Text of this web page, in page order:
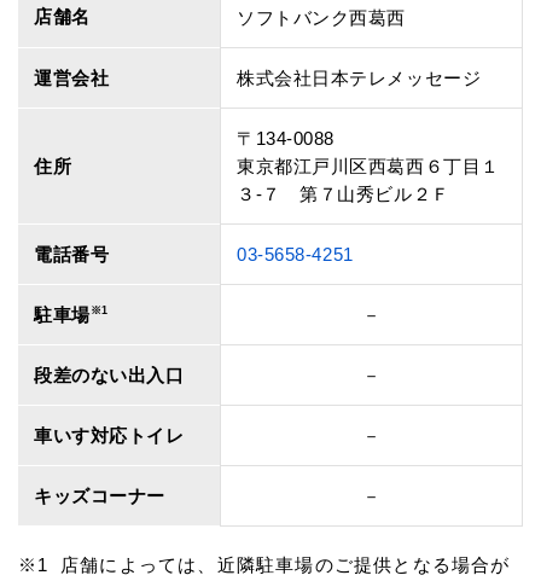
店舗名 ソフトバンク西葛西
運営会社 株式会社日本テレメッセージ
住所
〒134-0088
東京都江戸川区西葛西６丁目１
３‐７ 第７山秀ビル２Ｆ
電話番号 03-5658-4251
駐車場※1 －
段差のない出入口 －
車いす対応トイレ －
キッズコーナー －
店舗によっては、近隣駐車場のご提供となる場合が